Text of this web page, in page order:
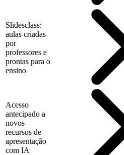
Slidesclass:
aulas criadas
por
professores e
prontas para o
ensino
Acesso
antecipado a
novos
recursos de
apresentação
com IA